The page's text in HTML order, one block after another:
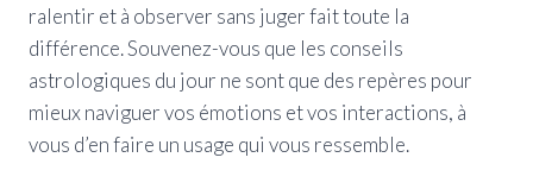
ralentir et à observer sans juger fait toute la
différence. Souvenez-vous que les conseils
astrologiques du jour ne sont que des repères pour
mieux naviguer vos émotions et vos interactions, à
vous d’en faire un usage qui vous ressemble.